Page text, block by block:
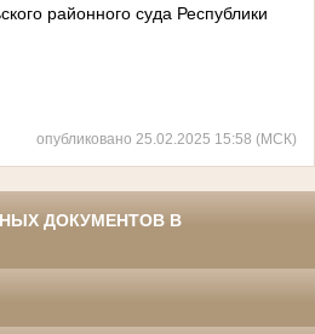
районного суда Республики
опубликовано 25.02.2025 15:58 (МСК)
ДОКУМЕНТОВ В